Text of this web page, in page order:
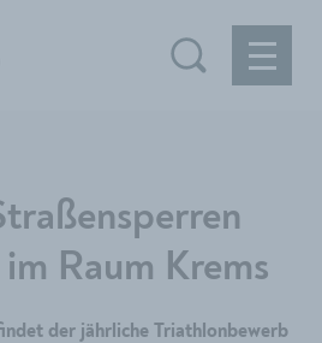
Raum Krems
der jährliche Triathlonbewerb